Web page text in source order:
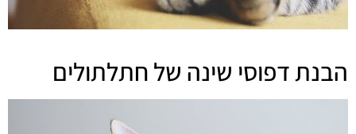
הבנת דפוסי שינה של חתלתולים